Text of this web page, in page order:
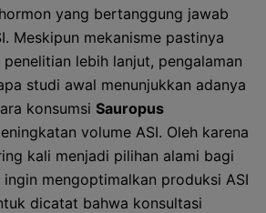
yang bertanggung jawab
Meskipun mekanisme pastinya
lebih lanjut, pengalaman
studi awal menunjukkan adanya
konsumsi Sauropus
volume ASI. Oleh karena
kali menjadi pilihan alami bagi
mengoptimalkan produksi ASI
dicatat bahwa konsultasi